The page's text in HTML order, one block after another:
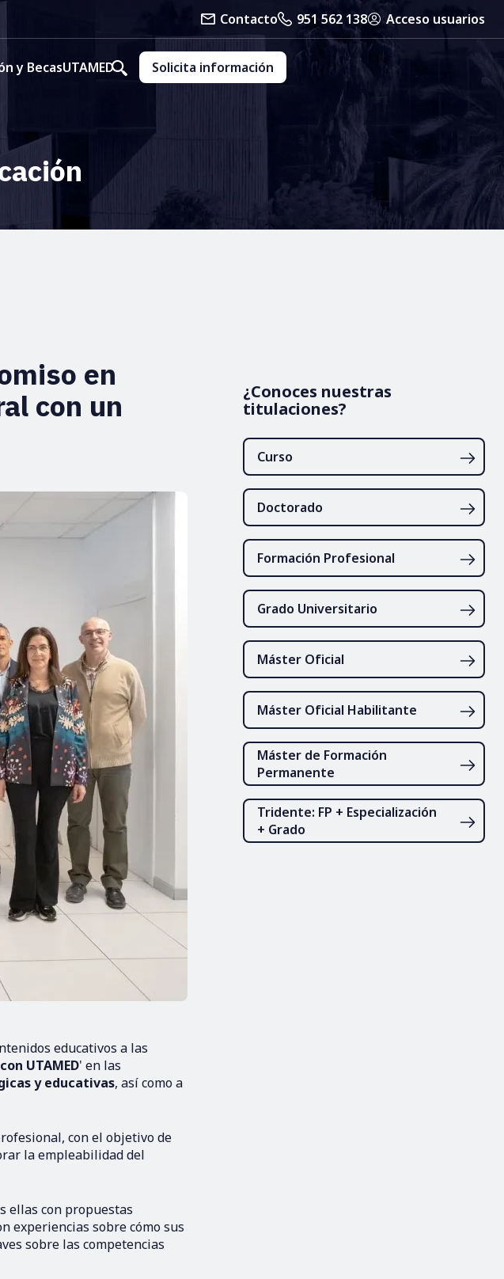
Contacto 951 562 138 Acceso usuarios
y BecasUTAMED Solicita información
en
con un
educativos a las
UTAMED' en las
y educativas, así como a
con el objetivo de
la empleabilidad del
ellas con propuestas
experiencias sobre cómo sus
sobre las competencias
¿Conoces nuestras
titulaciones?
Curso
Doctorado
Formación Profesional
Grado Universitario
Máster Oficial
Máster Oficial Habilitante
Máster de Formación
Permanente
Tridente: FP + Especialización
+ Grado